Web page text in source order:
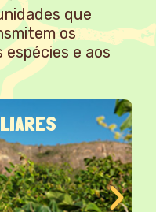
que
os
e aos